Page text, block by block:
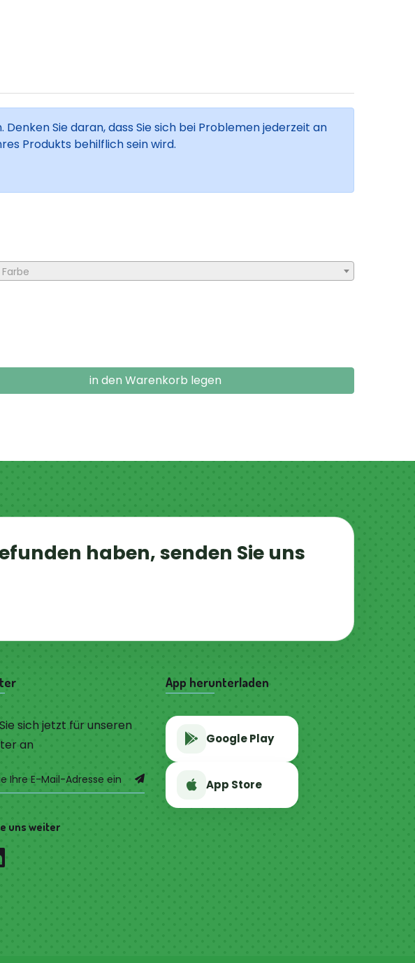
Sie daran, dass Sie sich bei Problemen jederzeit an
Produkts behilflich sein wird.
in den Warenkorb legen
haben, senden Sie uns
sich jetzt für unseren
an
uns weiter
App herunterladen
Google Play
App Store